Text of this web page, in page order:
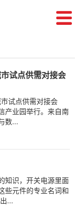
试点供需对接会
试点供需对接会
产业园举行。来自南
数...
知识，开关电源里面
些元件的专业名词和
...